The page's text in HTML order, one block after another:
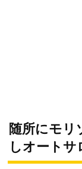
随所にモリ
しオートサ